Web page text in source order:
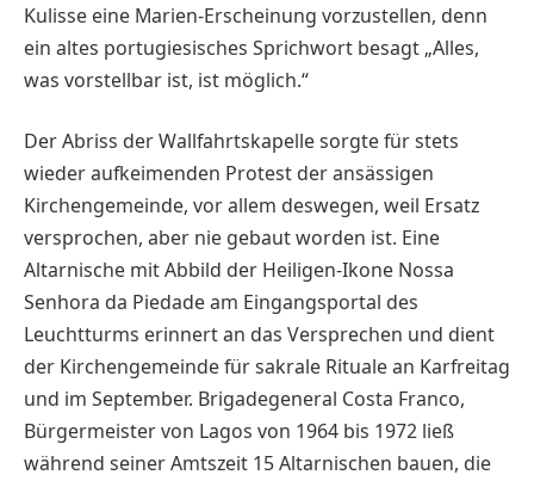
Kulisse eine Marien-Erscheinung vorzustellen, denn
ein altes portugiesisches Sprichwort besagt „Alles,
was vorstellbar ist, ist möglich.“
Der Abriss der Wallfahrtskapelle sorgte für stets
wieder aufkeimenden Protest der ansässigen
Kirchengemeinde, vor allem deswegen, weil Ersatz
versprochen, aber nie gebaut worden ist. Eine
Altarnische mit Abbild der Heiligen-Ikone Nossa
Senhora da Piedade am Eingangsportal des
Leuchtturms erinnert an das Versprechen und dient
der Kirchengemeinde für sakrale Rituale an Karfreitag
und im September. Brigadegeneral Costa Franco,
Bürgermeister von Lagos von 1964 bis 1972 ließ
während seiner Amtszeit 15 Altarnischen bauen, die